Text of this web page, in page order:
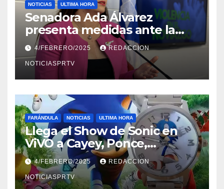
NOTICIAS ULTIMA HORA
Senadora Ada Álvarez
presenta medidas ante la
violencia en el noviazgo
4/FEBRERO/2025 REDACCION
NOTICIASPRTV
FARÁNDULA NOTICIAS ULTIMA HORA
Llega el Show de Sonic en
ViVO a Cayey, Ponce,
Barceloneta y Humacao,
Relojes gratis para el que
compre ahora….
4/FEBRERO/2025 REDACCION
NOTICIASPRTV